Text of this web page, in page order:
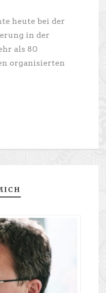
heute bei der
in der
als 80
organisierten